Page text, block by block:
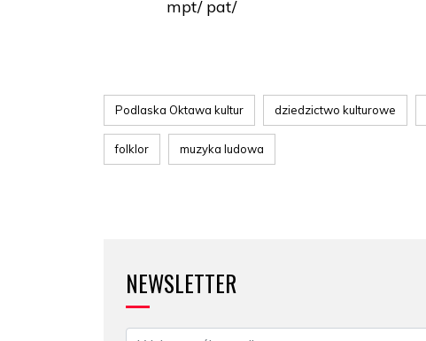
mpt/ pat/
Podlaska Oktawa kultur dziedzictwo kulturowe
folklor muzyka ludowa
NEWSLETTER